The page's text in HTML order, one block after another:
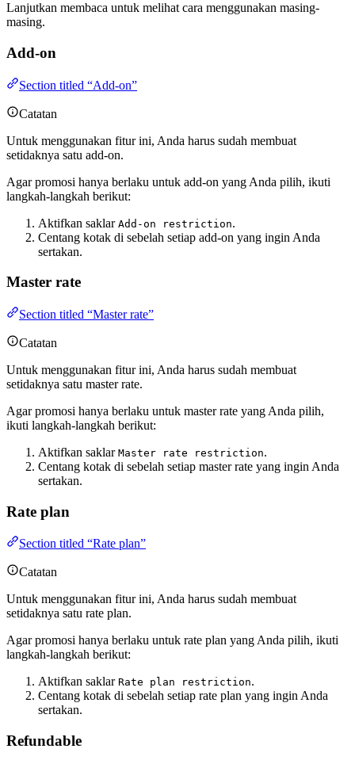
Lanjutkan membaca untuk melihat cara menggunakan masing-
masing.
Add-on
Section titled “Add-on”
Catatan
Untuk menggunakan fitur ini, Anda harus sudah membuat
setidaknya satu add-on.
Agar promosi hanya berlaku untuk add-on yang Anda pilih, ikuti
langkah-langkah berikut:
Aktifkan saklar Add-on restriction.
Centang kotak di sebelah setiap add-on yang ingin Anda
sertakan.
Master rate
Section titled “Master rate”
Catatan
Untuk menggunakan fitur ini, Anda harus sudah membuat
setidaknya satu master rate.
Agar promosi hanya berlaku untuk master rate yang Anda pilih,
ikuti langkah-langkah berikut:
Aktifkan saklar Master rate restriction.
Centang kotak di sebelah setiap master rate yang ingin Anda
sertakan.
Rate plan
Section titled “Rate plan”
Catatan
Untuk menggunakan fitur ini, Anda harus sudah membuat
setidaknya satu rate plan.
Agar promosi hanya berlaku untuk rate plan yang Anda pilih, ikuti
langkah-langkah berikut:
Aktifkan saklar Rate plan restriction.
Centang kotak di sebelah setiap rate plan yang ingin Anda
sertakan.
Refundable